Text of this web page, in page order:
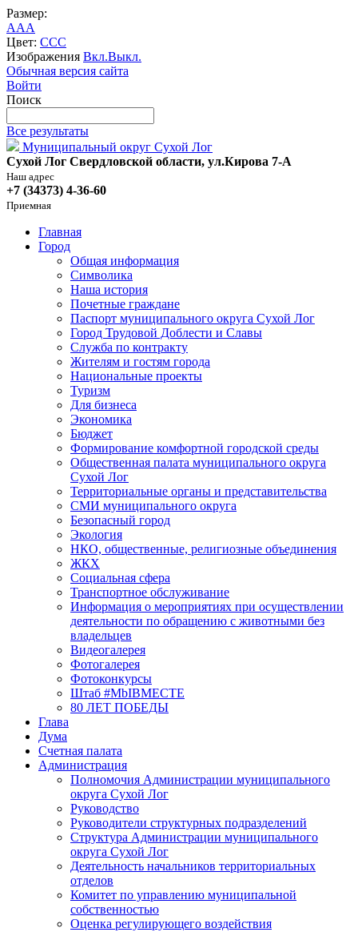
Размер:
AAA
Цвет: CCC
Изображения Вкл.Выкл.
Обычная версия сайта
Войти
Поиск
Все результаты
Муниципальный округ Сухой Лог
Сухой Лог Свердловской области, ул.Кирова 7-А
Наш адрес
+7 (34373) 4-36-60
Приемная
Главная
Город
Общая информация
Символика
Наша история
Почетные граждане
Паспорт муниципального округа Сухой Лог
Город Трудовой Доблести и Славы
Служба по контракту
Жителям и гостям города
Национальные проекты
Туризм
Для бизнеса
Экономика
Бюджет
Формирование комфортной городской среды
Общественная палата муниципального округа
Сухой Лог
Территориальные органы и представительства
СМИ муниципального округа
Безопасный город
Экология
НКО, общественные, религиозные объединения
ЖКХ
Социальная сфера
Транспортное обслуживание
Информация о мероприятиях при осуществлении
деятельности по обращению с животными без
владельцев
Видеогалерея
Фотогалерея
Фотоконкурсы
Штаб #MbIBMECTE
80 ЛЕТ ПОБЕДЫ
Глава
Дума
Счетная палата
Администрация
Полномочия Администрации муниципального
округа Сухой Лог
Руководство
Руководители структурных подразделений
Структура Администрации муниципального
округа Сухой Лог
Деятельность начальников территориальных
отделов
Комитет по управлению муниципальной
собственностью
Оценка регулирующего воздействия